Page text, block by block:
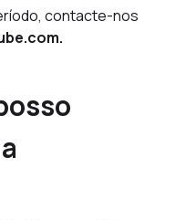
contacte-nos